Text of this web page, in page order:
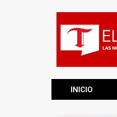
INICIO